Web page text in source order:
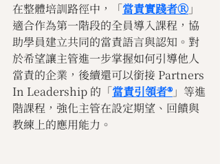
在整體培訓路徑中，「當責實踐者Ⓡ 」
適合作為第一階段的全員導入課程，協
助學員建立共同的當責語言與認知。對
於希望讓主管進一步掌握如何引導他人
當責的企業，後續還可以銜接 Partners
In Leadership 的「當責引領者®」等進
階課程，強化主管在設定期望、回饋與
教練上的應用能力。